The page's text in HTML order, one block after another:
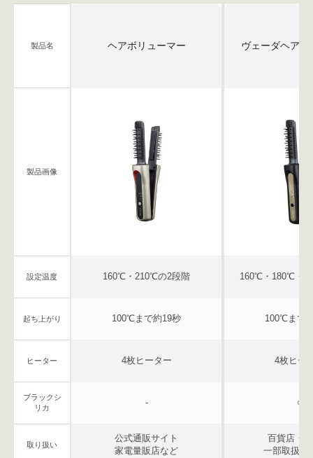
製品名
製品画像
設定温度
起ち上がり
ヒーター
ブラックシ
リカ
取り扱い
ヘアボリューマー
160℃・210℃の2段階
100℃まで約19秒
4枚ヒーター
-
公式通販サイト
家電量販店など
ヴェーダヘアボ
160℃・180℃・
100℃まで
4枚ヒー
○
百貨店・
一部取扱い